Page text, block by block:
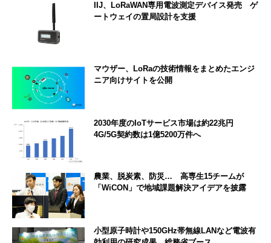
IIJ、LoRaWAN専用電波測定デバイス発売 ゲ
ートウェイの置局設計を支援
マウザー、LoRaの技術情報をまとめたエンジ
ニア向けサイトを公開
2030年度のIoTサービス市場は約22兆円
4G/5G契約数は1億5200万件へ
農業、脱炭素、防災… 高専生15チームが
「WiCON」で地域課題解決アイデアを披露
小型原子時計や150GHz帯無線LANなど電波有